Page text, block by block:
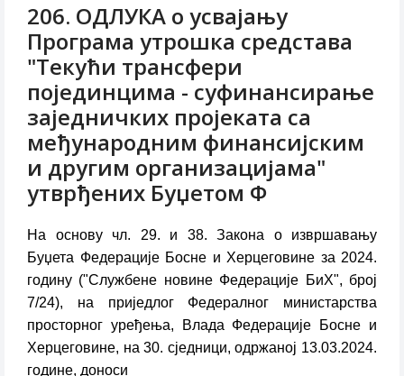
206. ОДЛУКА о усвајању
Програма утрошка средстава
"Текући трансфери
појединцима - суфинансирање
заједничких пројеката са
међународним финансијским
и другим организацијама"
утврђених Буџетом Ф
На основу чл. 29. и 38. Закона о извршавању
Буџета Федерације Босне и Херцеговине за 2024.
годину ("Службене новине Федерације БиХ", број
7/24), на приједлог Федералног министарства
просторног уређења, Влада Федерације Босне и
Херцеговине, на 30. сједници, одржаној 13.03.2024.
године, доноси